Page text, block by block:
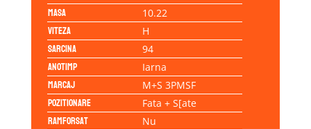
Masa 10.22
Viteza H
Sarcina 94
Anotimp Iarna
Marcaj M+S 3PMSF
Pozitionare Fata + S[ate
Ramforsat Nu